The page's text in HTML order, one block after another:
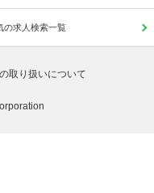
の求人検索一覧
取り扱いについて